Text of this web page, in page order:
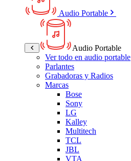
Audio Portable
Audio Portable
Ver todo en audio portable
Parlantes
Grabadoras y Radios
Marcas
Bose
Sony
LG
Kalley
Multitech
TCL
JBL
VTA